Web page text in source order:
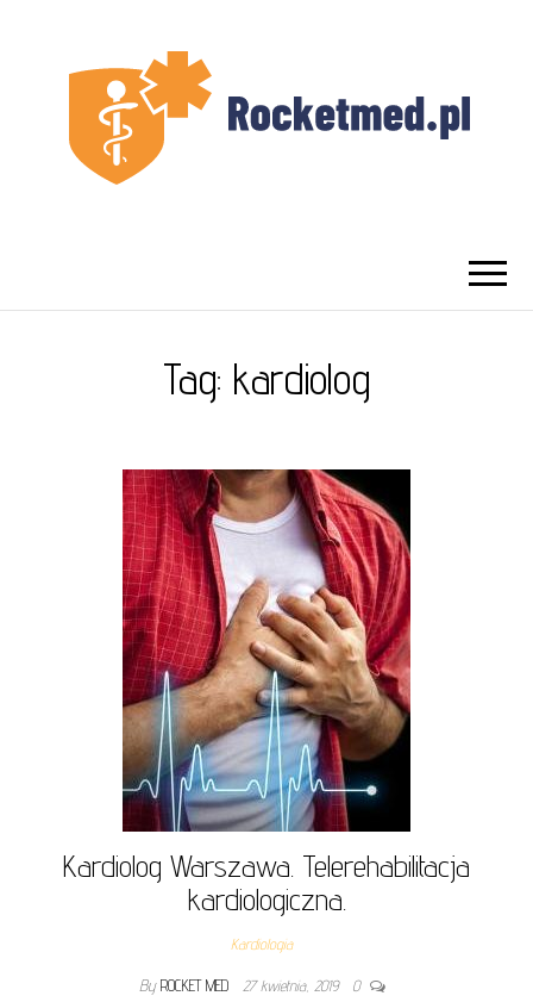
WARSZAWA
Tag: kardiolog
Kardiolog Warszawa. Telerehabilitacja
kardiologiczna.
Kardiologia
By ROCKET MED 27 kwietnia, 2019 0